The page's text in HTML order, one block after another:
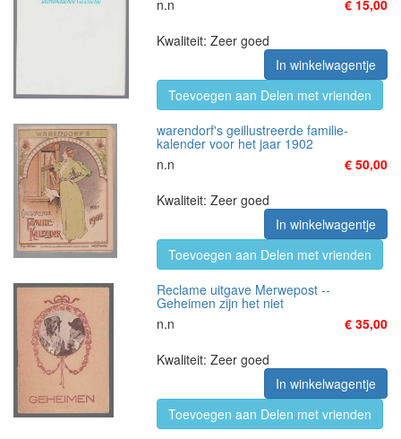
n.n
€ 15,00
Kwaliteit: Zeer goed
In winkelwagentje
Toevoegen aan Delen met vrienden
warendorf's geillustreerde familie-
kalender voor het jaar 1902
n.n
€ 50,00
Kwaliteit: Zeer goed
In winkelwagentje
Toevoegen aan Delen met vrienden
Reclame uitgave Merwepost --
Geheimen zijn het niet
n.n
€ 35,00
Kwaliteit: Zeer goed
In winkelwagentje
Toevoegen aan Delen met vrienden